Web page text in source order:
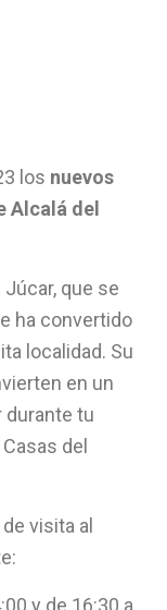
los nuevos
Alcalá del
que se
ha convertido
localidad. Su
en un
durante tu
del
visita al
y de 16:30 a